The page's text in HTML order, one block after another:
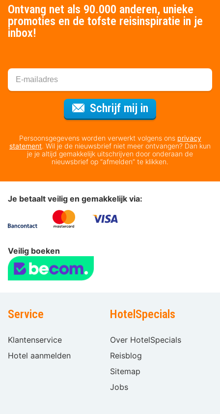
Ontvang net als 90.000 anderen, unieke
promoties en de tofste reisinspiratie in je
inbox!
Schrijf mij in
Persoonsgegevens worden verwerkt volgens ons privacy
statement. Wil je de nieuwsbrief niet meer ontvangen? Dan kun
je je altijd gemakkelijk uitschrijven door onderaan de
nieuwsbrief op “afmelden” te klikken.
Je betaalt veilig en gemakkelijk via:
Veilig boeken
Service
Klantenservice
Hotel aanmelden
HotelSpecials
Over HotelSpecials
Reisblog
Sitemap
Jobs